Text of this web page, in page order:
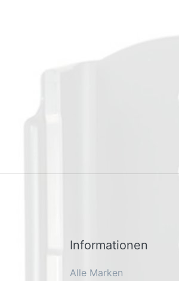
Informationen
Alle Marken